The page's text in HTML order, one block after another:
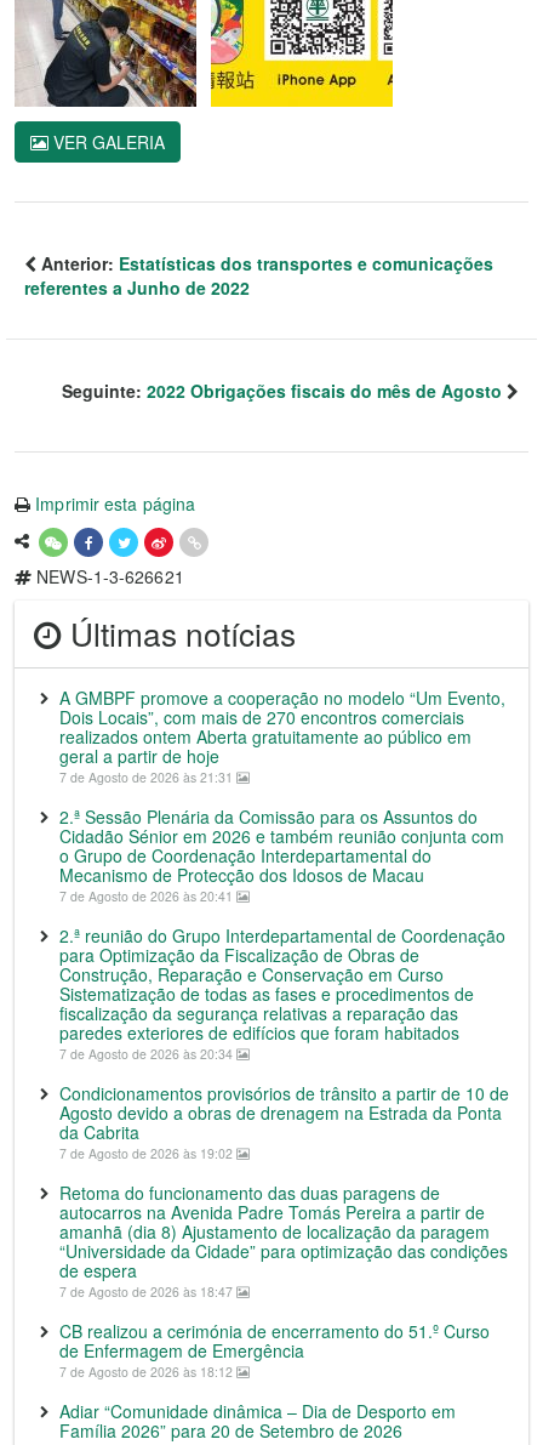
VER GALERIA
Anterior: Estatísticas dos transportes e comunicações
referentes a Junho de 2022
Seguinte: 2022 Obrigações fiscais do mês de Agosto
Imprimir esta página
NEWS-1-3-626621
Últimas notícias
A GMBPF promove a cooperação no modelo “Um Evento,
Dois Locais”, com mais de 270 encontros comerciais
realizados ontem Aberta gratuitamente ao público em
geral a partir de hoje
7 de Agosto de 2026 às 21:31
2.ª Sessão Plenária da Comissão para os Assuntos do
Cidadão Sénior em 2026 e também reunião conjunta com
o Grupo de Coordenação Interdepartamental do
Mecanismo de Protecção dos Idosos de Macau
7 de Agosto de 2026 às 20:41
2.ª reunião do Grupo Interdepartamental de Coordenação
para Optimização da Fiscalização de Obras de
Construção, Reparação e Conservação em Curso
Sistematização de todas as fases e procedimentos de
fiscalização da segurança relativas a reparação das
paredes exteriores de edifícios que foram habitados
7 de Agosto de 2026 às 20:34
Condicionamentos provisórios de trânsito a partir de 10 de
Agosto devido a obras de drenagem na Estrada da Ponta
da Cabrita
7 de Agosto de 2026 às 19:02
Retoma do funcionamento das duas paragens de
autocarros na Avenida Padre Tomás Pereira a partir de
amanhã (dia 8) Ajustamento de localização da paragem
“Universidade da Cidade” para optimização das condições
de espera
7 de Agosto de 2026 às 18:47
CB realizou a cerimónia de encerramento do 51.º Curso
de Enfermagem de Emergência
7 de Agosto de 2026 às 18:12
Adiar “Comunidade dinâmica – Dia de Desporto em
Família 2026” para 20 de Setembro de 2026